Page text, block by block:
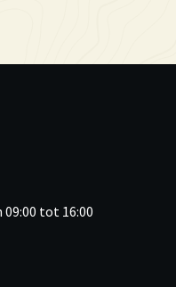
tot 16:00